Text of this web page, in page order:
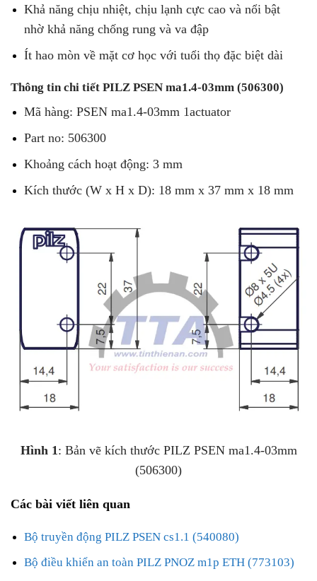
Khả năng chịu nhiệt, chịu lạnh cực cao và nổi bật
nhờ khả năng chống rung và va đập
Ít hao mòn về mặt cơ học với tuổi thọ đặc biệt dài
Thông tin chi tiết PILZ PSEN ma1.4-03mm (506300)
Mã hàng: PSEN ma1.4-03mm 1actuator
Part no: 506300
Khoảng cách hoạt động: 3 mm
Kích thước (W x H x D): 18 mm x 37 mm x 18 mm
Hình 1: Bản vẽ kích thước PILZ PSEN ma1.4-03mm
(506300)
Các bài viết liên quan
Bộ truyền động PILZ PSEN cs1.1 (540080)
Bộ điều khiển an toàn PILZ PNOZ m1p ETH (773103)